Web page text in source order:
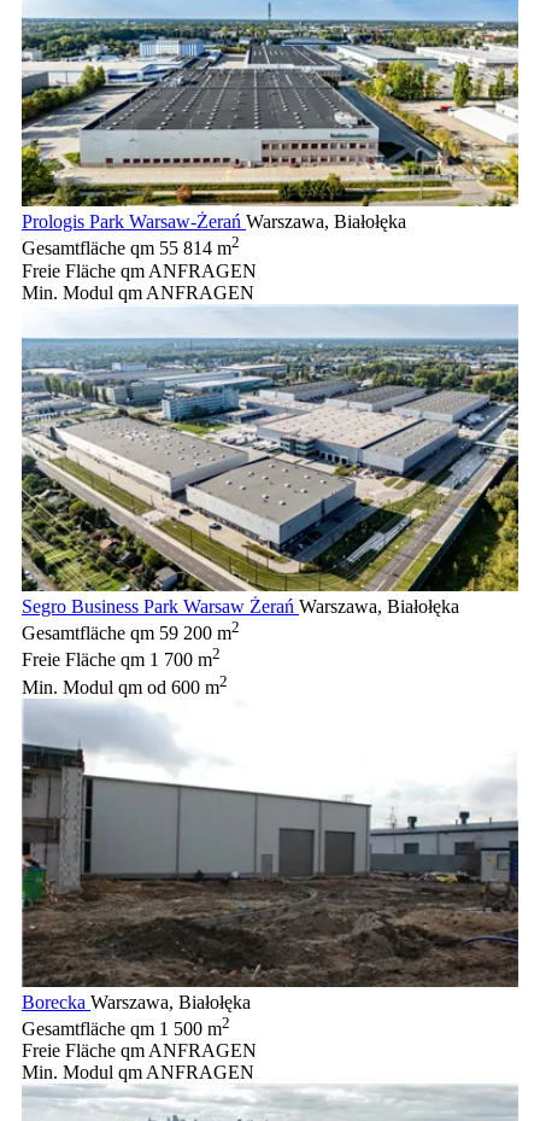
Prologis Park Warsaw-Żerań Warszawa, Białołęka
Gesamtfläche qm 55 814 m2
Freie Fläche qm ANFRAGEN
Min. Modul qm ANFRAGEN
Segro Business Park Warsaw Żerań Warszawa, Białołęka
Gesamtfläche qm 59 200 m2
Freie Fläche qm 1 700 m2
Min. Modul qm od 600 m2
Borecka Warszawa, Białołęka
Gesamtfläche qm 1 500 m2
Freie Fläche qm ANFRAGEN
Min. Modul qm ANFRAGEN